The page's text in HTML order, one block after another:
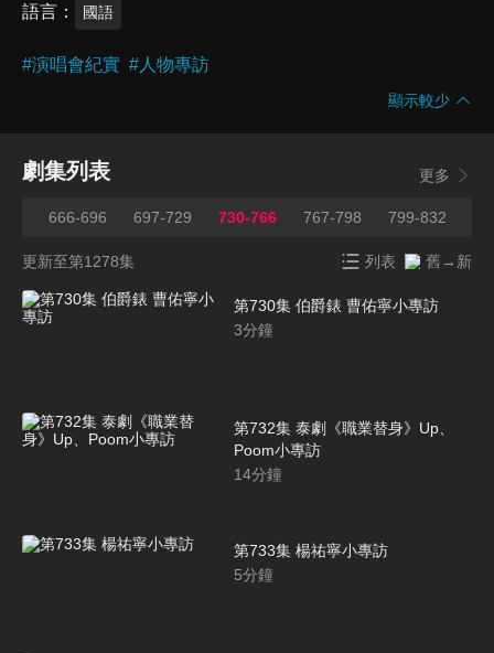
語言 國語
#演唱會紀實 # 人物專訪
顯示較少
劇集列表 更多
666-696 697-729 730-766 767-798 799-832
更新至第1278集 列表 舊→新
第730集 伯爵錶 曹佑寧小專訪
3分鐘
第732集 泰劇《職業替身》Up、
Poom小專訪
14分鐘
第733集 楊祐寧小專訪
5分鐘